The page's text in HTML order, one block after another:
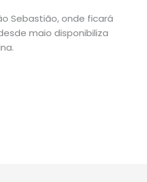
Sebastião, onde ficará
maio disponibiliza